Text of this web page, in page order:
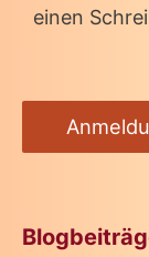
einen